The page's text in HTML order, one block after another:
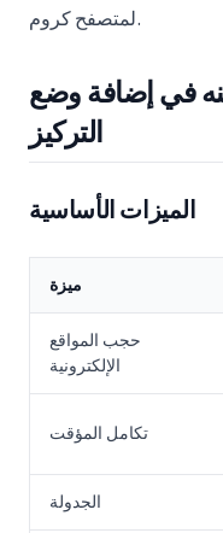
لمتصفح كروم.
في إضافة وضع
التركيز
الميزات الأساسية
ميزة
حجب المواقع
الإلكترونية
تكامل المؤقت
الجدولة